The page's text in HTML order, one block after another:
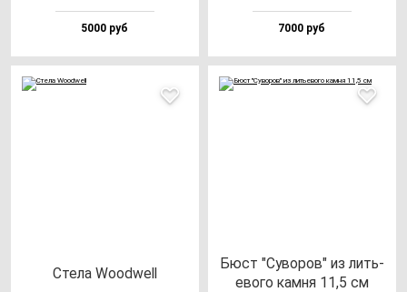
5000 руб 7000 руб
Сте­ла Wood­well
Бюст "Суво­ров" из лить­
ево­го кам­ня 11,5 см